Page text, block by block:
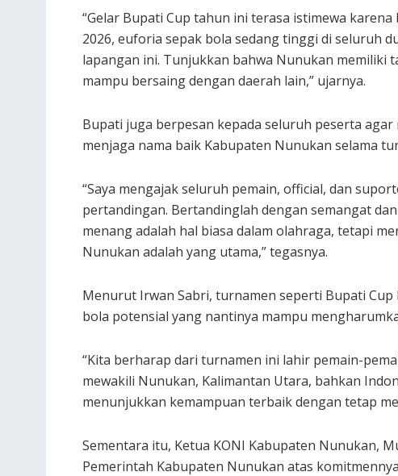
“Gelar Bupati Cup tahun ini terasa istimewa
2026, euforia sepak bola sedang tinggi di seluruh
lapangan ini. Tunjukkan bahwa Nunukan memiliki
mampu bersaing dengan daerah lain,” ujarnya.
Bupati juga berpesan kepada seluruh peserta
menjaga nama baik Kabupaten Nunukan selama
“Saya mengajak seluruh pemain, official, dan
pertandingan. Bertandinglah dengan semangat
menang adalah hal biasa dalam olahraga, tetapi
Nunukan adalah yang utama,” tegasnya.
Menurut Irwan Sabri, turnamen seperti Bupati
bola potensial yang nantinya mampu
“Kita berharap dari turnamen ini lahir pemain-
mewakili Nunukan, Kalimantan Utara, bahkan
menunjukkan kemampuan terbaik dengan tetap
Sementara itu, Ketua KONI Kabupaten Nunukan,
Pemerintah Kabupaten Nunukan atas